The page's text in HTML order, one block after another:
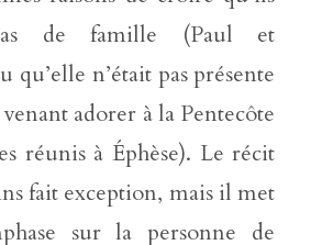
de famille (Paul et
qu’elle n’était pas présente
adorer à la Pentecôte
réunis à Éphèse). Le récit
fait exception, mais il met
sur la personne de